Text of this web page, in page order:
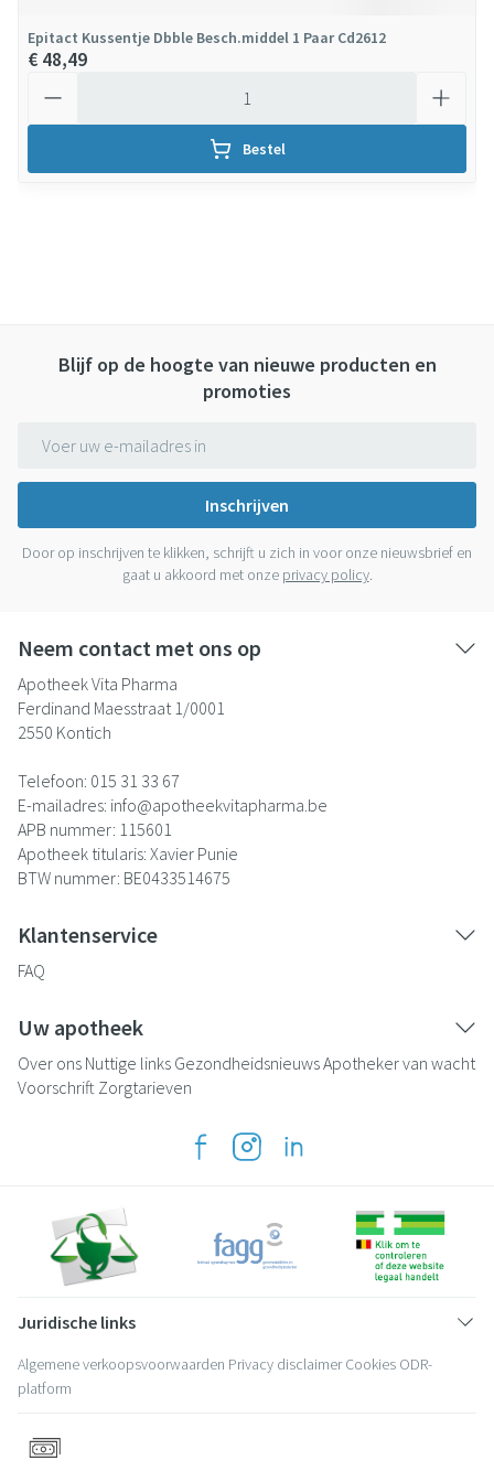
Epitact Kussentje Dbble Besch.middel 1 Paar Cd2612
€ 48,49
Bestel
Blijf op de hoogte van nieuwe producten en
promoties
Inschrijven
Door op inschrijven te klikken, schrijft u zich in voor onze nieuwsbrief en
gaat u akkoord met onze privacy policy.
Neem contact met ons op
Apotheek Vita Pharma
Ferdinand Maesstraat 1/0001
2550 Kontich
Telefoon: 015 31 33 67
E-mailadres: info@apotheekvitapharma.be
APB nummer: 115601
Apotheek titularis: Xavier Punie
BTW nummer: BE0433514675
Klantenservice
FAQ
Uw apotheek
Over ons Nuttige links GezondheidsnieuwsApotheker van wacht
Voorschrift Zorgtarieven
Juridische links
Algemene verkoopsvoorwaarden Privacy disclaimer Cookies ODR-
platform